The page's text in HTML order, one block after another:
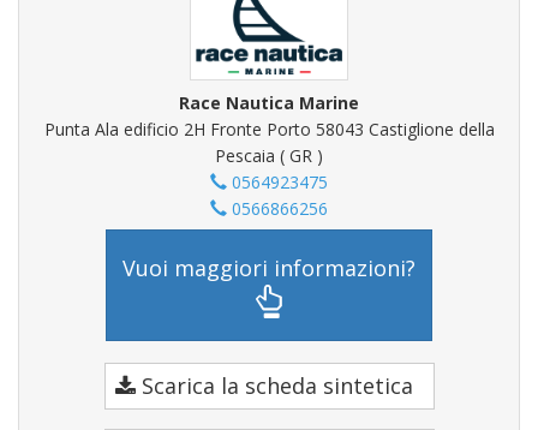
Race Nautica Marine
Punta Ala edificio 2H Fronte Porto 58043 Castiglione della
Pescaia ( GR )
0564923475
0566866256
Vuoi maggiori informazioni?
Scarica la scheda sintetica